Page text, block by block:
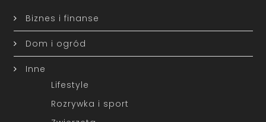
Biznes i finanse
Dom i ogród
Inne
Lifestyle
Rozrywka i sport